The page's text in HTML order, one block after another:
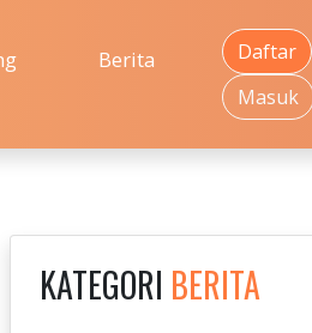
Berita
Daftar
Masuk
KATEGORI BERITA